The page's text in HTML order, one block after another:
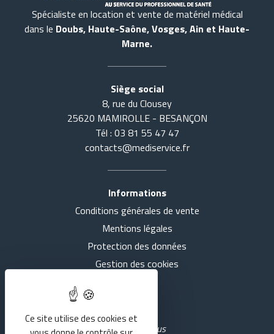
Spécialiste en location et vente de matériel médical
dans le Doubs, Haute-Saône, Vosges, Ain et Haute-
Marne.
Siège social
8, rue du Clousey
25620 MAMIROLLE - BESANÇON
Tél : 03 81 55 47 47
contacts@mediservice.fr
Informations
Conditions générales de vente
Mentions légales
Protection des données
Gestion des cookies
Rejoignez-nous
Ce site utilise des cookies et